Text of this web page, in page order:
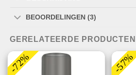
BEOORDELINGEN (3)
GERELATEERDE PRODUCTEN
-72% -57%